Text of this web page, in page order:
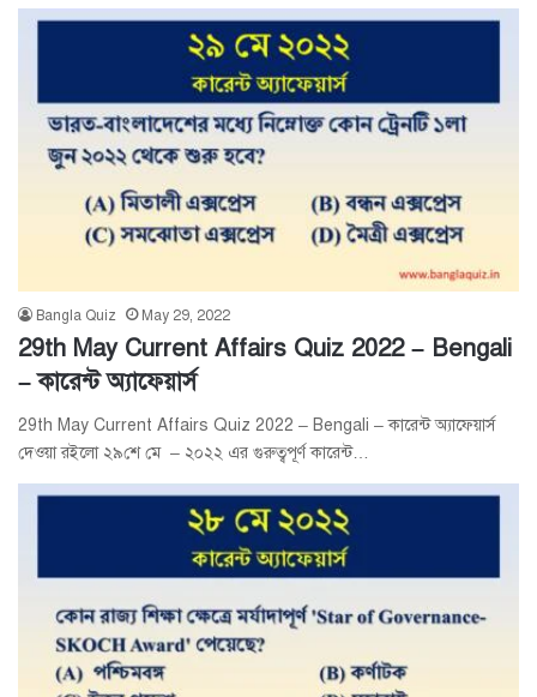
Bangla Quiz May 29, 2022
29th May Current Affairs Quiz 2022 – Bengali
– কারেন্ট অ্যাফেয়ার্স
29th May Current Affairs Quiz 2022 – Bengali – কারেন্ট অ্যাফেয়ার্স
দেওয়া রইলো ২৯শে মে – ২০২২ এর গুরুত্বপূর্ণ কারেন্ট…